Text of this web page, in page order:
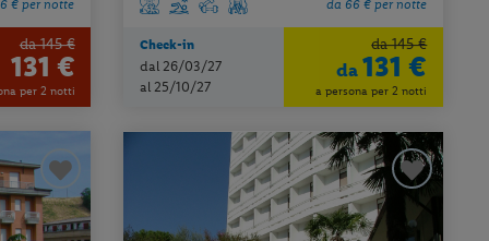
€ per notte
da 145 €
131 €
per 2 notti
da 66 € per notte
Check-in
dal 26/03/27
al 25/10/27
da 145 €
da 131 €
a persona per 2 notti